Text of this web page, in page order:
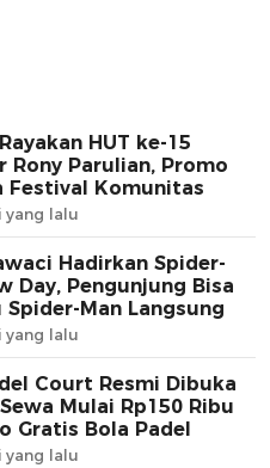
HUT ke-15
Rony Parulian, Promo
Festival Komunitas
yang lalu
Hadirkan Spider-
Day, Pengunjung Bisa
Man Langsung
yang lalu
Court Resmi Dibuka
Mulai Rp150 Ribu
Gratis Bola Padel
yang lalu